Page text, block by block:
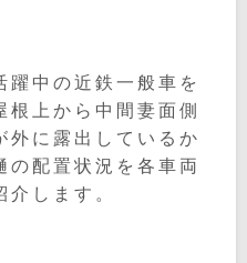
有
躍中の近鉄一般車を
根上から中間妻面側
外に露出しているか
の配置状況を各車両
します。